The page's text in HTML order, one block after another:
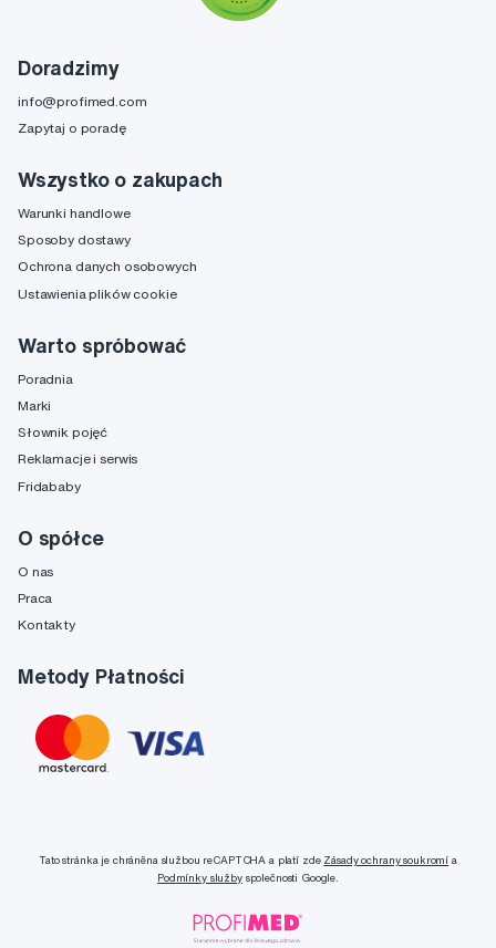
Doradzimy
info@profimed.com
Zapytaj o poradę
Wszystko o zakupach
Warunki handlowe
Sposoby dostawy
Ochrona danych osobowych
Ustawienia plików cookie
Warto spróbować
Poradnia
Marki
Słownik pojęć
Reklamacje i serwis
Fridababy
O spółce
O nas
Praca
Kontakty
Metody Płatności
Tato stránka je chráněna službou reCAPTCHA a platí zde Zásady ochrany soukromí a
Podmínky službyspolečnosti Google.